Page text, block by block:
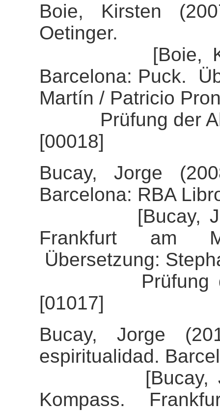
Boie, Kirsten
Oetinger.
[Boie,
Barcelona: Puck.
Martín / Patricio
Prüfung der
[00018]
Bucay, Jorge
Barcelona: RBA
[Bucay, Jorge
Frankfurt am
Übersetzung:
Prüfung der
[01017]
Bucay, Jorge
espiritualidad.
[Bucay,
Kompass.